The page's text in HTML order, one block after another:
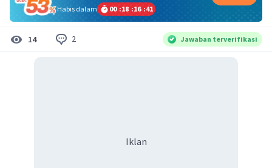
Habis dalam
00 :18 :16 :40
14 2 Jawaban terverifikasi
Iklan